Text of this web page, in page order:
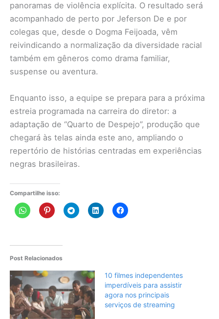
panoramas de violência explícita. O resultado será
acompanhado de perto por Jeferson De e por
colegas que, desde o Dogma Feijoada, vêm
reivindicando a normalização da diversidade racial
também em gêneros como drama familiar,
suspense ou aventura.
Enquanto isso, a equipe se prepara para a próxima
estreia programada na carreira do diretor: a
adaptação de “Quarto de Despejo”, produção que
chegará às telas ainda este ano, ampliando o
repertório de histórias centradas em experiências
negras brasileiras.
Compartilhe isso:
Post Relacionados
10 filmes independentes
imperdíveis para assistir
agora nos principais
serviços de streaming